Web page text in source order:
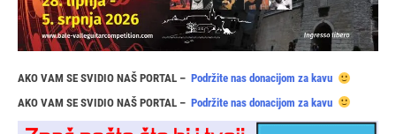
AKO VAM SE SVIDIO NAŠ PORTAL – Podržite nas donacijom za kavu
AKO VAM SE SVIDIO NAŠ PORTAL – Podržite nas donacijom za kavu